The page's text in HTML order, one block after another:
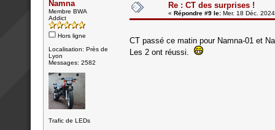
Namna
Membre BWA
Addict
Hors ligne
Localisation: Près de
Lyon
Messages: 2582
Trafic de LEDs
Re : CT des surprises !
« Répondre #9 le: Mer. 18 Déc.
CT passé ce matin pour Namna-01 et
Les 2 ont réussi.